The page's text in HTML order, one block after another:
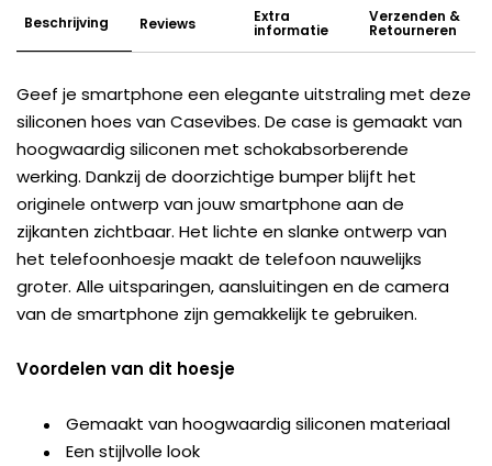
Beschrijving Reviews Extra
informatie
Verzenden &
Retourneren
Geef je smartphone een elegante uitstraling met deze
siliconen hoes van Casevibes. De case is gemaakt van
hoogwaardig siliconen met schokabsorberende
werking. Dankzij de doorzichtige bumper blijft het
originele ontwerp van jouw smartphone aan de
zijkanten zichtbaar. Het lichte en slanke ontwerp van
het telefoonhoesje maakt de telefoon nauwelijks
groter. Alle uitsparingen, aansluitingen en de camera
van de smartphone zijn gemakkelijk te gebruiken.
Voordelen van dit hoesje
Gemaakt van hoogwaardig siliconen materiaal
Een stijlvolle look